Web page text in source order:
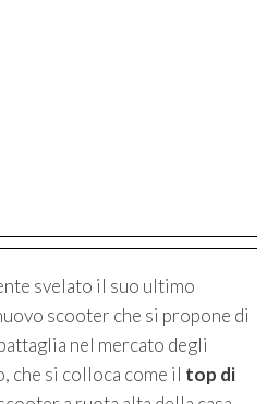
svelato il suo ultimo
scooter che si propone di
nel mercato degli
che si colloca come il top di